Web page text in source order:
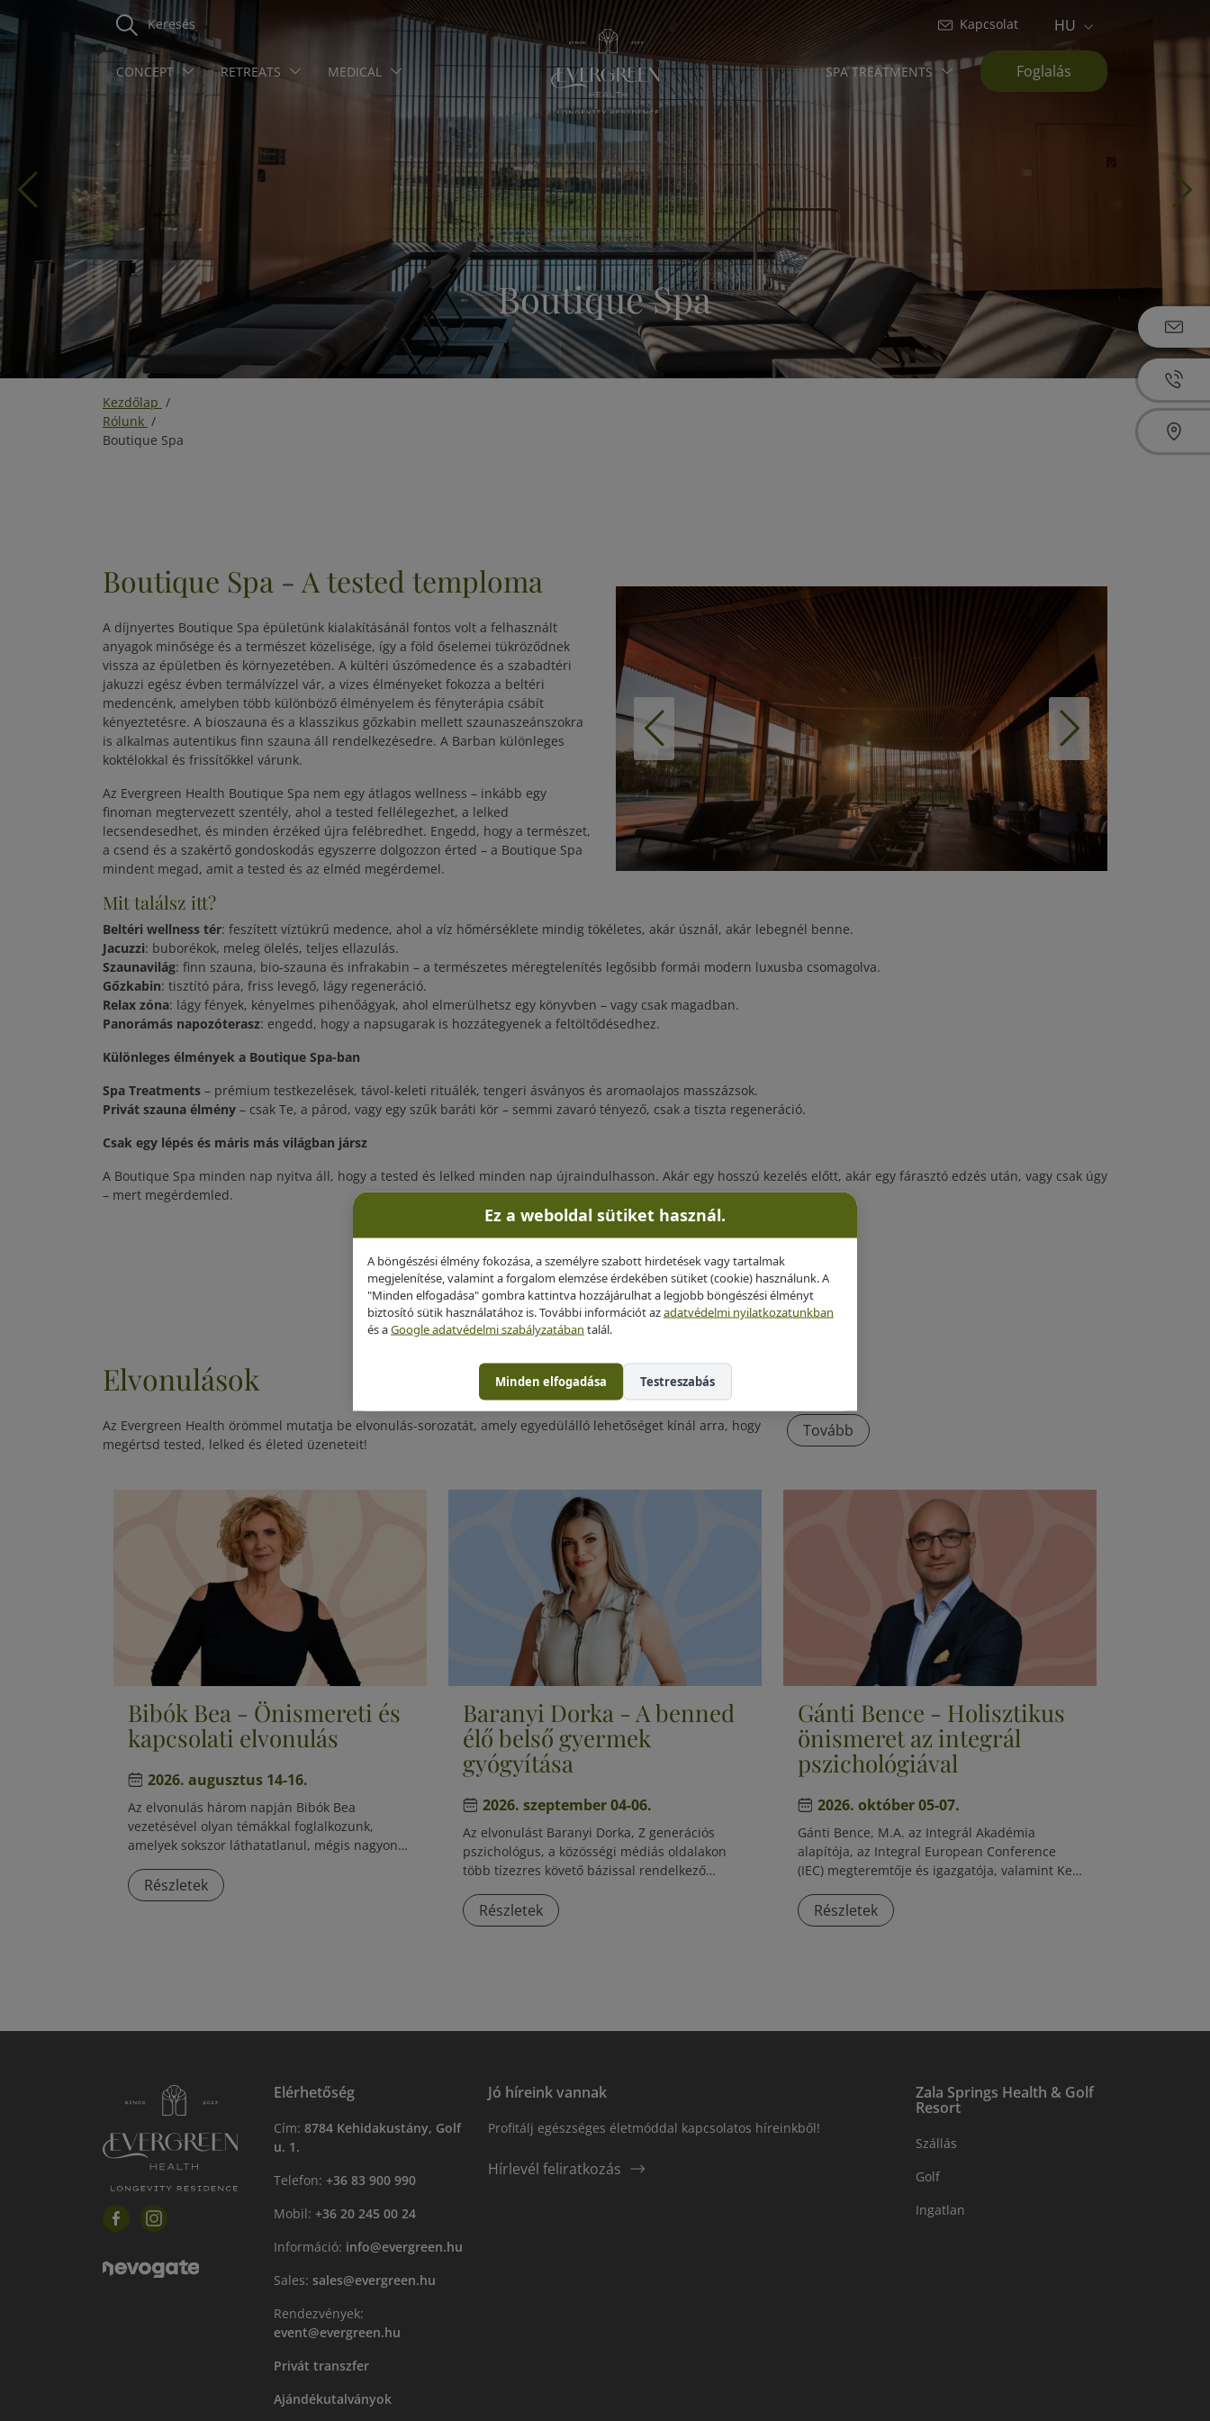
Keresés Kapcsolat HU
CONCEPT RETREATS MEDICAL SPA TREATMENTS Foglalás
Boutique Spa
Kezdőlap /
Rólunk /
Boutique Spa
Boutique Spa - A tested temploma
A díjnyertes Boutique Spa épületünk kialakításánál fontos volt a felhasznált
anyagok minősége és a természet közelisége, így a föld őselemei tükröződnek
vissza az épületben és környezetében. A kültéri úszómedence és a szabadtéri
jakuzzi egész évben termálvízzel vár, a vizes élményeket fokozza a beltéri
medencénk, amelyben több különböző élményelem és fényterápia csábít
kényeztetésre. A bioszauna és a klasszikus gőzkabin mellett szaunaszeánszokra
is alkalmas autentikus finn szauna áll rendelkezésedre. A Barban különleges
koktélokkal és frissítőkkel várunk.
Az Evergreen Health Boutique Spa nem egy átlagos wellness – inkább egy
finoman megtervezett szentély, ahol a tested fellélegezhet, a lelked
lecsendesedhet, és minden érzéked újra felébredhet. Engedd, hogy a természet,
a csend és a szakértő gondoskodás egyszerre dolgozzon érted – a Boutique Spa
mindent megad, amit a tested és az elméd megérdemel.
Mit találsz itt?
Beltéri wellness tér: feszített víztükrű medence, ahol a víz hőmérséklete mindig tökéletes, akár úsznál, akár lebegnél benne.
Jacuzzi: buborékok, meleg ölelés, teljes ellazulás.
Szaunavilág: finn szauna, bio-szauna és infrakabin – a természetes méregtelenítés legősibb formái modern luxusba csomagolva.
Gőzkabin: tisztító pára, friss levegő, lágy regeneráció.
Relax zóna: lágy fények, kényelmes pihenőágyak, ahol elmerülhetsz egy könyvben – vagy csak magadban.
Panorámás napozóterasz: engedd, hogy a napsugarak is hozzátegyenek a feltöltődésedhez.
Különleges élmények a Boutique Spa-ban
Spa Treatments – prémium testkezelések, távol-keleti rituálék, tengeri ásványos és aromaolajos masszázsok.
Privát szauna élmény – csak Te, a párod, vagy egy szűk baráti kör – semmi zavaró tényező, csak a tiszta regeneráció.
Csak egy lépés és máris más világban jársz
A Boutique Spa minden nap nyitva áll, hogy a tested és lelked minden nap újraindulhasson. Akár egy hosszú kezelés előtt, akár egy fárasztó edzés után, vagy csak úgy
– mert megérdemled.
Elvonulások
Az Evergreen Health örömmel mutatja be elvonulás-sorozatát, amely egyedülálló lehetőséget kínál arra, hogy
megértsd tested, lelked és életed üzeneteit!
Tovább
Bibók Bea - Önismereti és
kapcsolati elvonulás
2026. augusztus 14-16.
Az elvonulás három napján Bibók Bea
vezetésével olyan témákkal foglalkozunk,
amelyek sokszor láthatatlanul, mégis nagyon
lesz önazonosságról, gyermekkori sérülésekről,
parentifikációról, felnőtt párkapcsolatokról,
Részletek
Baranyi Dorka - A benned
élő belső gyermek
gyógyítása
2026. szeptember 04-06.
Az elvonulást Baranyi Dorka, Z generációs
pszichológus, a közösségi médiás oldalakon
több tízezres követő bázissal rendelkező
megálmodója vezeti.
Részletek
Gánti Bence - Holisztikus
önismeret az integrál
pszichológiával
2026. október 05-07.
Gánti Bence, M.A. az Integrál Akadémia
alapítója, az Integral European Conference
(IEC) megteremtője és igazgatója, valamint Ken
partnere.Több mint két évtizede oktat és vezet
csoportokat világszerte: az
Részletek
Elérhetőség
Cím: 8784 Kehidakustány, Golf
u. 1.
Telefon: +36 83 900 990
Mobil: +36 20 245 00 24
Információ: info@evergreen.hu
Sales: sales@evergreen.hu
Rendezvények:
event@evergreen.hu
Privát transzfer
Ajándékutalványok
Jó híreink vannak
Profitálj egészséges életmóddal kapcsolatos híreinkből!
Hírlevél feliratkozás
Zala Springs Health & Golf
Resort
Szállás
Golf
Ingatlan
Ez a weboldal sütiket használ.
A böngészési élmény fokozása, a személyre szabott hirdetések vagy tartalmak
megjelenítése, valamint a forgalom elemzése érdekében sütiket (cookie) használunk. A
"Minden elfogadása" gombra kattintva hozzájárulhat a legjobb böngészési élményt
biztosító sütik használatához is. További információt azadatvédelmi nyilatkozatunkban
és aGoogle adatvédelmi szabályzatában talál.
Minden elfogadása Testreszabás